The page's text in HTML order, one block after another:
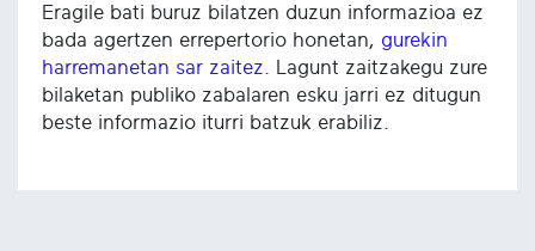
Eragile bati buruz bilatzen duzun informazioa ez
bada agertzen errepertorio honetan, gurekin
harremanetan sar zaitez . Lagunt zaitzakegu zure
bilaketan publiko zabalaren esku jarri ez ditugun
beste informazio iturri batzuk erabiliz.